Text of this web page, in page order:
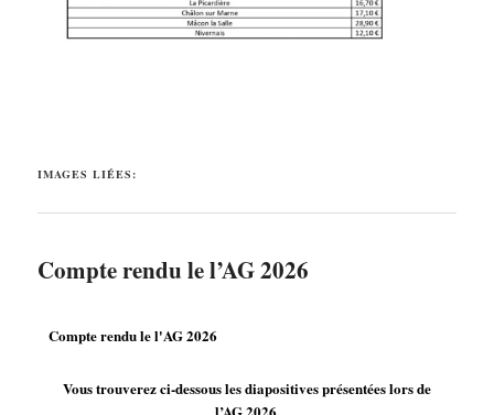
IMAGES LIÉES:
Compte rendu le l’AG 2026
Compte rendu le l'AG 2026
Vous trouverez ci-dessous les diapositives présentées lors de
l’AG 2026.